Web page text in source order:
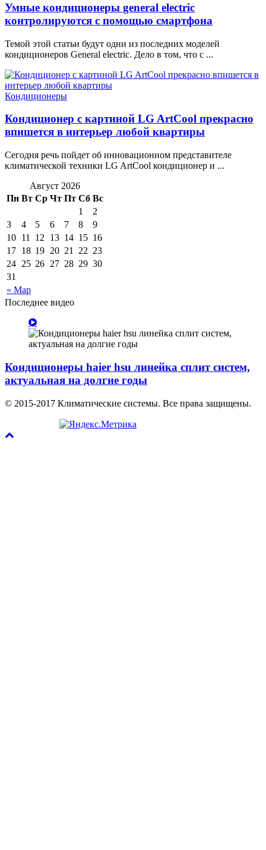
Умные кондиционеры general electric
контролируются с помощью смартфона
Темой этой статьи будут одни из последних моделей
кондиционеров General electric. Дело в том, что с ...
Кондиционеры
Кондиционер с картиной LG ArtCool прекрасно
впишется в интерьер любой квартиры
Сегодня речь пойдет об инновационном представителе
климатической техники LG ArtCool кондиционер и ...
Август 2026
Пн Вт Ср Чт Пт Сб Вс
« Мар
1
2
3
4 5 6 7 8
9
10 11 12 13 14 15 16
17 18 19 20 21 22 23
24 25 26 27 28 29 30
31
Последнее видео
Кондиционеры haier hsu линейка сплит систем,
актуальная на долгие годы
© 2015-2017 Климатические системы. Все права защищены.